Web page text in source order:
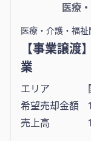
医療
医療・介護・福祉
【事業譲渡
業
エリア
希望売却金額
売上高